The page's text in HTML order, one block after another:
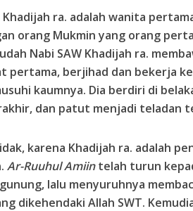
Khadijah ra. adalah wanita
orang Mukmin yang orang
Nabi SAW Khadijah ra.
pertama, berjihad dan bekerja
kaumnya. Dia berdiri di
dan patut menjadi teladan
karena Khadijah ra. adalah
Ar-Ruuhul Amiintelah turun
lalu menyuruhnya
dikehendaki Allah SWT.